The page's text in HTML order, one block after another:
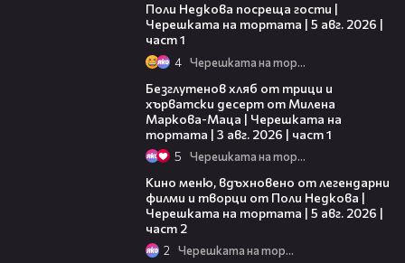
Поли Недкова посреща гости |
Черешката на тортата | 5 авг. 2026 |
част 1
4 Черешката на тортата
Безглутенов хляб от трици и
хърватски десерт от Милена
Маркова-Маца | Черешката на
тортата | 3 авг. 2026 | част 1
5 Черешката на тортата
Кино меню, вдъхновено от легендарни
филми и творци от Поли Недкова |
Черешката на тортата | 5 авг. 2026 |
част 2
2 Черешката на тортата